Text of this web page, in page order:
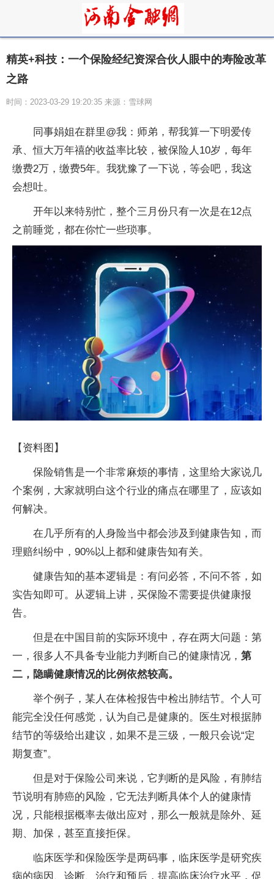
精英+科技：一个保险经纪资深合伙人眼中的寿险改革
之路
时间：2023-03-29 19:20:35 来源：雪球网
同事娟姐在群里@我：师弟，帮我算一下明爱传
承、恒大万年禧的收益率比较，被保险人10岁，每年
缴费2万，缴费5年。我犹豫了一下说，等会吧，我这
会想吐。
开年以来特别忙，整个三月份只有一次是在12点
之前睡觉，都在你忙一些琐事。
【资料图】
保险销售是一个非常麻烦的事情，这里给大家说几
个案例，大家就明白这个行业的痛点在哪里了，应该如
何解决。
在几乎所有的人身险当中都会涉及到健康告知，而
理赔纠纷中，90%以上都和健康告知有关。
健康告知的基本逻辑是：有问必答，不问不答，如
实告知即可。从逻辑上讲，买保险不需要提供健康报
告。
但是在中国目前的实际环境中，存在两大问题：第
一，很多人不具备专业能力判断自己的健康情况， 第
二，隐瞒健康情况的比例依然较高。
举个例子，某人在体检报告中检出肺结节。个人可
能完全没任何感觉，认为自己是健康的。医生对根据肺
结节的等级给出建议，如果不是三级，一般只会说“定
期复查”。
但是对于保险公司来说，它判断的是风险，有肺结
节说明有肺癌的风险，它无法判断具体个人的健康情
况，只能根据概率去做出应对，那么一般就是除外、延
期、加保，甚至直接拒保。
临床医学和保险医学是两码事，临床医学是研究疾
病的病因、诊断、治疗和预后，提高临床治疗水平，促